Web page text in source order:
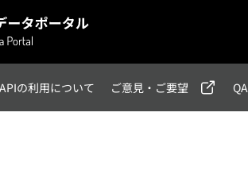
APIの利用について ご意見・ご要望 QA